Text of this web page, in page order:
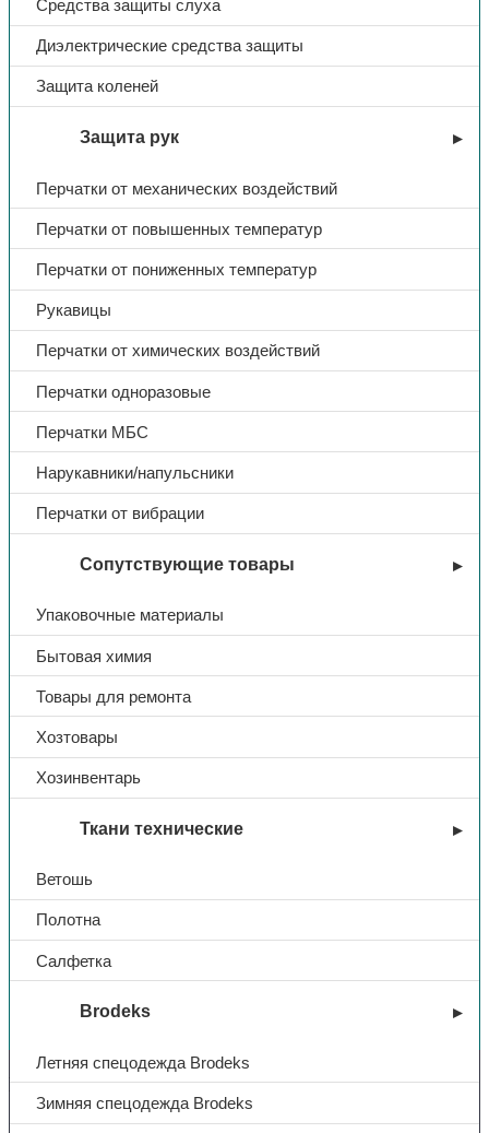
Средства защиты слуха
Диэлектрические средства защиты
Защита коленей
Защита рук
Перчатки от механических воздействий
Перчатки от повышенных температур
Перчатки от пониженных температур
Рукавицы
Перчатки от химических воздействий
Перчатки одноразовые
Перчатки МБС
Нарукавники/напульсники
Перчатки от вибрации
Сопутствующие товары
Упаковочные материалы
Бытовая химия
Товары для ремонта
Хозтовары
Хозинвентарь
Ткани технические
Ветошь
Полотна
Салфетка
Brodeks
Летняя спецодежда Brodeks
Зимняя спецодежда Brodeks
Плотность
Цвет белый
Вы недавно смотрели
Контакты